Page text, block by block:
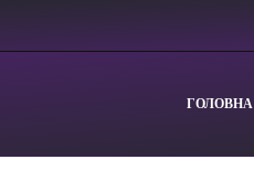
ГОЛОВНА